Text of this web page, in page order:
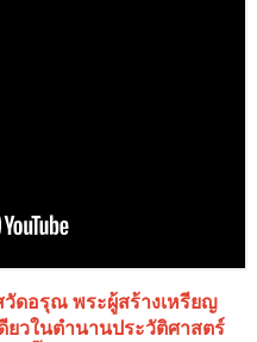
ดอรุณ พระผู้สร้างเหรียญ
ยวในตำนานประวัติศาสตร์